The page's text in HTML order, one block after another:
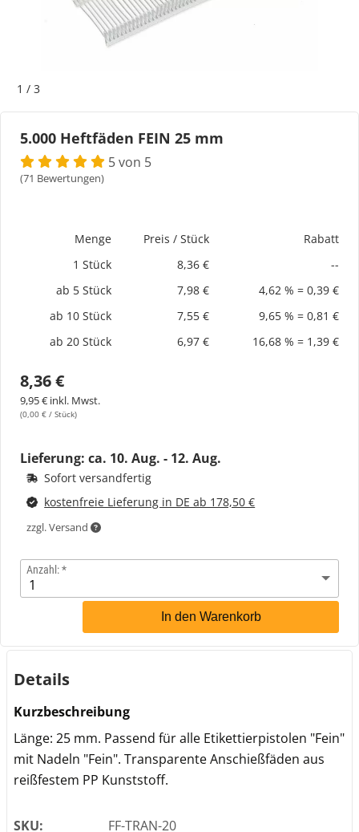
1 / 3
5.000 Heftfäden FEIN 25 mm
5 von 5
(71 Bewertungen)
Menge Preis / Stück
Rabatt
1 Stück
8,36 €
--
ab 5 Stück
7,98 €
4,62 % = 0,39 €
ab 10 Stück
7,55 €
9,65 % = 0,81 €
ab 20 Stück
6,97 € 16,68 % = 1,39 €
8,36 €
9,95 € inkl. Mwst.
(0,00 € / Stück)
Lieferung: ca. 10. Aug. - 12. Aug.
Sofort versandfertig
kostenfreie Lieferung in DE ab 178,50 €
zzgl. Versand
Anzahl:
In den Warenkorb
Details
Kurzbeschreibung
Länge: 25 mm. Passend für alle Etikettierpistolen "Fein"
mit Nadeln "Fein". Transparente Anschießfäden aus
reißfestem PP Kunststoff.
SKU:
FF-TRAN-20
Bogeti Etiketten
Etikettenspender
Etiketten auf Rolle
Thermotransferetiketten